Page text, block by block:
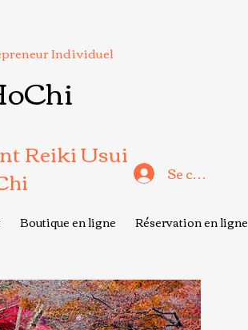
Individuel
Reiki Usui
Se connecter
Boutique en ligne
Réservation en ligne